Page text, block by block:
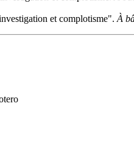
et complotisme". À